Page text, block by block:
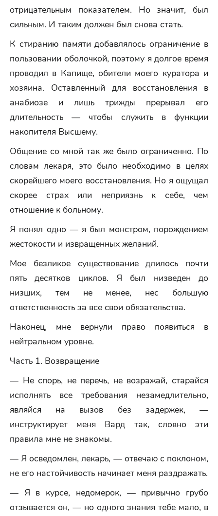
отрицательным показателем. Но значит, был
сильным. И таким должен был снова стать.
К стиранию памяти добавлялось ограничение в
пользовании оболочкой, поэтому я долгое время
проводил в Капище, обители моего куратора и
хозяина. Оставленный для восстановления в
анабиозе и лишь трижды прерывал его
длительность — чтобы служить в функции
накопителя Высшему.
Общение со мной так же было ограниченно. По
словам лекаря, это было необходимо в целях
скорейшего моего восстановления. Но я ощущал
скорее страх или неприязнь к себе, чем
отношение к больному.
Я понял одно — я был монстром, порождением
жестокости и извращенных желаний.
Мое безликое существование длилось почти
пять десятков циклов. Я был низведен до
низших, тем не менее, нес большую
ответственность за все свои обязательства.
Наконец, мне вернули право появиться в
нейтральном уровне.
Часть 1. Возвращение
— Не спорь, не перечь, не возражай, старайся
исполнять все требования незамедлительно,
являйся на вызов без задержек, —
инструктирует меня Вард так, словно эти
правила мне не знакомы.
— Я осведомлен, лекарь, — отвечаю с поклоном,
не его настойчивость начинает меня раздражать.
— Я в курсе, недомерок, — привычно грубо
отзывается он, — но одного знания тебе мало, в